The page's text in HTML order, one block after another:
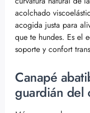
acolchado
acogida justa para
que te hundes. Es el
soporte y confort
Canapé
guardián del